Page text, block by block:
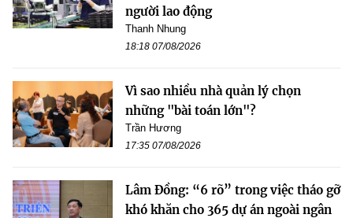
người lao động
Thanh Nhung
18:18 07/08/2026
Vì sao nhiều nhà quản lý chọn
những "bài toán lớn"?
Trần Hương
17:35 07/08/2026
Lâm Đồng: “6 rõ” trong việc tháo gỡ
khó khăn cho 365 dự án ngoài ngân